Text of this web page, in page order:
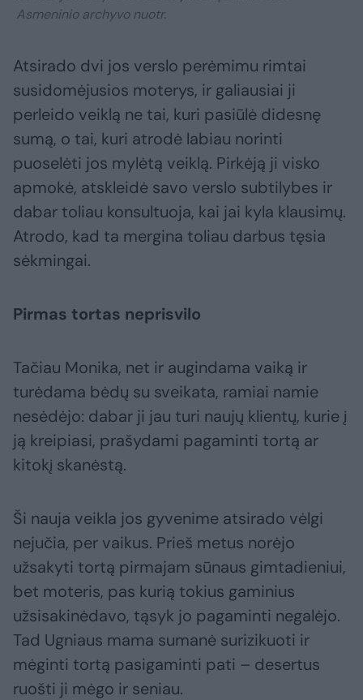
Asmeninio archyvo nuotr.
Atsirado dvi jos verslo perėmimu rimtai
susidomėjusios moterys, ir galiausiai ji
perleido veiklą ne tai, kuri pasiūlė didesnę
sumą, o tai, kuri atrodė labiau norinti
puoselėti jos mylėtą veiklą. Pirkėją ji visko
apmokė, atskleidė savo verslo subtilybes ir
dabar toliau konsultuoja, kai jai kyla klausimų.
Atrodo, kad ta mergina toliau darbus tęsia
sėkmingai.
Pirmas tortas neprisvilo
Tačiau Monika, net ir augindama vaiką ir
turėdama bėdų su sveikata, ramiai namie
nesėdėjo: dabar ji jau turi naujų klientų, kurie į
ją kreipiasi, prašydami pagaminti tortą ar
kitokį skanėstą.
Ši nauja veikla jos gyvenime atsirado vėlgi
nejučia, per vaikus. Prieš metus norėjo
užsakyti tortą pirmajam sūnaus gimtadieniui,
bet moteris, pas kurią tokius gaminius
užsisakinėdavo, tąsyk jo pagaminti negalėjo.
Tad Ugniaus mama sumanė surizikuoti ir
mėginti tortą pasigaminti pati – desertus
ruošti ji mėgo ir seniau.